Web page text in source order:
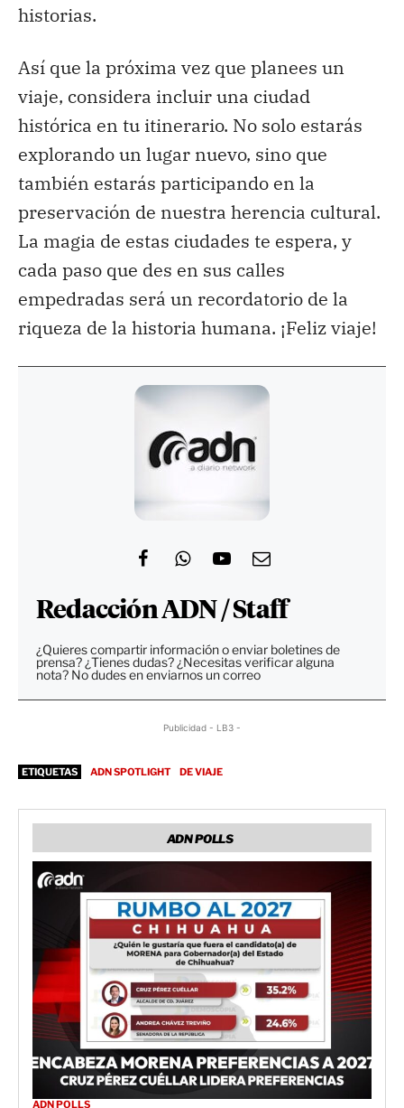
historias.
Así que la próxima vez que planees un
viaje, considera incluir una ciudad
histórica en tu itinerario. No solo estarás
explorando un lugar nuevo, sino que
también estarás participando en la
preservación de nuestra herencia cultural.
La magia de estas ciudades te espera, y
cada paso que des en sus calles
empedradas será un recordatorio de la
riqueza de la historia humana. ¡Feliz viaje!
Redacción ADN / Staff
¿Quieres compartir información o enviar boletines de
prensa? ¿Tienes dudas? ¿Necesitas verificar alguna
nota? No dudes en enviarnos un correo
Publicidad - LB3 -
ETIQUETAS ADN SPOTLIGHT DE VIAJE
ADN POLLS
ADN POLLS